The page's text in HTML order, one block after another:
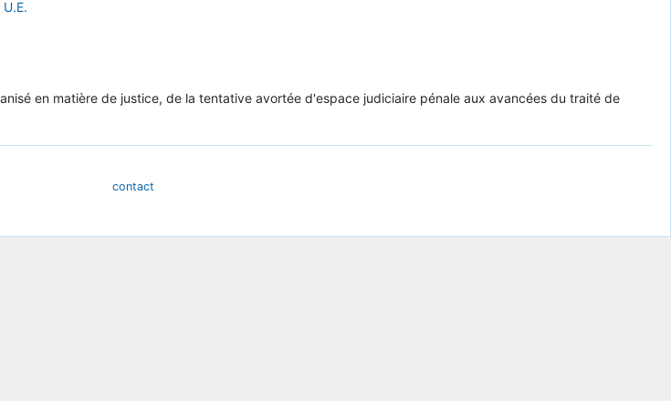
en matière de justice, de la tentative avortée d'espace judiciaire pénale aux avancées du traité de
contact